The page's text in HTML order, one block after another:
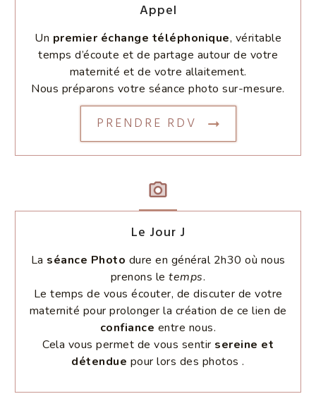
Appel
Un premier échange téléphonique, véritable
temps d’écoute et de partage autour de votre
maternité et de votre allaitement.
Nous préparons votre séance photo sur-mesure.
PRENDRE RDV
Le Jour J
La séance Photo dure en général 2h30 où nous
prenons letemps.
Le temps de vous écouter, de discuter de votre
maternité pour prolonger la création de ce lien de
confiance entre nous.
Cela vous permet de vous sentir sereine et
détendue pour lors des photos .